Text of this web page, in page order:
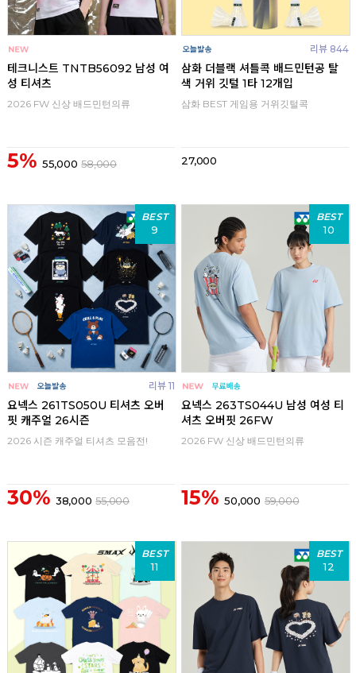
테크니스트 TNTB56092 남성 여
성 티셔츠
2026 FW 신상 배드민턴의류
5% 55,000 58,000
리뷰 844
삼화 더블랙 셔틀콕 배드민턴공 탈
색 거위 깃털 1타 12개입
삼화 BEST 게임용 거위깃털콕
27,000
BEST
9
리뷰 11
요넥스 261TS050U 티셔츠 오버
핏 캐주얼 26시즌
2026 시즌 캐주얼 티셔츠 모음전!
30% 38,000 55,000
BEST
10
요넥스 263TS044U 남성 여성 티
셔츠 오버핏 26FW
2026 FW 신상 배드민턴의류
15% 50,000 59,000
BEST
11
BEST
12